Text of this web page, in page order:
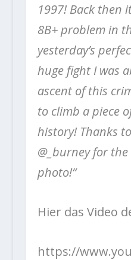
1997! Back then
8B+ problem in
yesterday’s
huge fight I was
ascent of this
to climb a piece
history! Thanks
@_burney for
photo!“
Hier das Video
https://